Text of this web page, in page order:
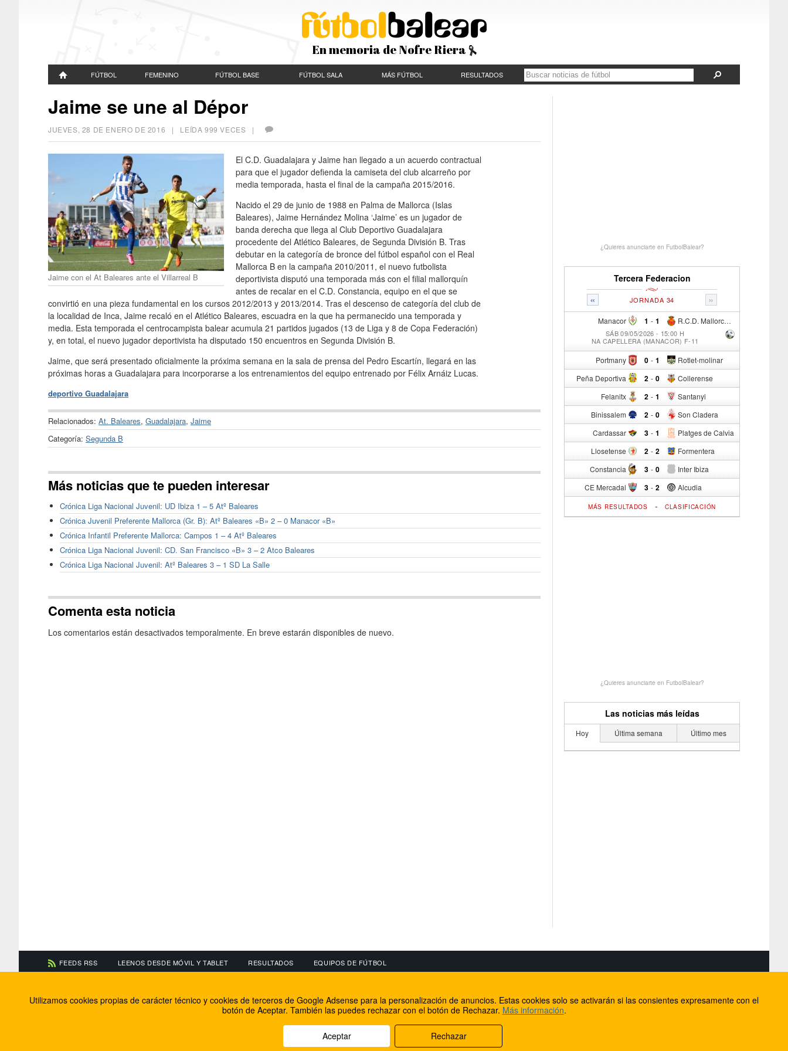
En memoria de Nofre Riera
FÚTBOL FEMENINO FÚTBOL BASE FÚTBOL SALA MÁS FÚTBOL RESULTADOS
Jaime se une al Dépor
JUEVES, 28 DE ENERO DE 2016 | LEÍDA 999 VECES |
Jaime con el At Baleares ante el Villarreal B
El C.D. Guadalajara y Jaime han llegado a un acuerdo contractual
para que el jugador defienda la camiseta del club alcarreño por
media temporada, hasta el final de la campaña 2015/2016.
Nacido el 29 de junio de 1988 en Palma de Mallorca (Islas
Baleares), Jaime Hernández Molina ‘Jaime’ es un jugador de
banda derecha que llega al Club Deportivo Guadalajara
procedente del Atlético Baleares, de Segunda División B. Tras
debutar en la categoría de bronce del fútbol español con el Real
Mallorca B en la campaña 2010/2011, el nuevo futbolista
deportivista disputó una temporada más con el filial mallorquín
antes de recalar en el C.D. Constancia, equipo en el que se
convirtió en una pieza fundamental en los cursos 2012/2013 y 2013/2014. Tras el descenso de categoría del club de
la localidad de Inca, Jaime recaló en el Atlético Baleares, escuadra en la que ha permanecido una temporada y
media. Esta temporada el centrocampista balear acumula 21 partidos jugados (13 de Liga y 8 de Copa Federación)
y, en total, el nuevo jugador deportivista ha disputado 150 encuentros en Segunda División B.
Jaime, que será presentado oficialmente la próxima semana en la sala de prensa del Pedro Escartín, llegará en las
próximas horas a Guadalajara para incorporarse a los entrenamientos del equipo entrenado por Félix Arnáiz Lucas.
deportivo Guadalajara
Relacionados: At. Baleares, Guadalajara, Jaime
Categoría: Segunda B
Más noticias que te pueden interesar
Crónica Liga Nacional Juvenil: UD Ibiza 1 – 5 Atº Baleares
Crónica Juvenil Preferente Mallorca (Gr. B): Atº Baleares «B» 2 – 0 Manacor «B»
Crónica Infantil Preferente Mallorca: Campos 1 – 4 Atº Baleares
Crónica Liga Nacional Juvenil: CD. San Francisco «B» 3 – 2 Atco Baleares
Crónica Liga Nacional Juvenil: Atº Baleares 3 – 1 SD La Salle
Comenta esta noticia
Los comentarios están desactivados temporalmente. En breve estarán disponibles de nuevo.
¿Quieres anunciarte en FutbolBalear?
Tercera Federacion
« »
JORNADA 34
Manacor 1 - R.C.D. Mallorca Sad "B"
1
SÁB 09/05/2026 - 15:00 H
NA CAPELLERA (MANACOR) F-11
Portmany 0 - Rotlet-molinar
1
Peña Deportiva 2 - Collerense
0
Felanitx 2 - Santanyi
1
Binissalem 2 - Son Cladera
0
Cardassar 3 - Platges de Calvia
1
Llosetense 2 - Formentera
2
Constancia 3 - Inter Ibiza
0
CE Mercadal 3 - Alcudia
2
MÁS RESULTADOS - CLASIFICACIÓN
¿Quieres anunciarte en FutbolBalear?
Las noticias más leídas
Hoy Última semana Último mes
FEEDS RSS LEENOS DESDE MÓVIL Y TABLET RESULTADOS EQUIPOS DE FÚTBOL
Información de contacto
El equipo de FútbolBalear
Soluciones Corporativas IP
Facebook
Twitter
Internet Rural Mallorca
Registro de dominios
Utilizamos cookies propias de carácter técnico y cookies de terceros de Google Adsense para la personalización de anuncios. Estas cookies solo se activarán si las consientes expresamente con el
botón de Aceptar. También las puedes rechazar con el botón de Rechazar. Más información.
Aceptar Rechazar